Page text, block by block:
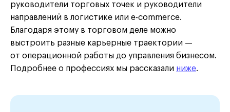
руководители торговых точек и руководители
направлений в логистике или e-commerce.
Благодаря этому в торговом деле можно
выстроить разные карьерные траектории —
от операционной работы до управления бизнесом.
Подробнее о профессиях мы рассказали ниже.